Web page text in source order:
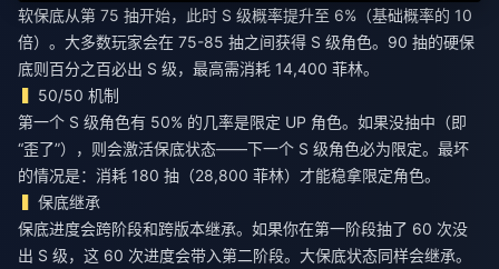
软保底从第 75 抽开始，此时 S 级概率提升至 6%（基础概率的 10
倍）。大多数玩家会在 75-85 抽之间获得 S 级角色。90 抽的硬保
底则百分之百必出 S 级，最高需消耗 14,400 菲林。
50/50 机制
第一个 S 级角色有 50% 的几率是限定 UP 角色。如果没抽中（即
“歪了”），则会激活保底状态——下一个 S 级角色必为限定。最坏
的情况是：消耗 180 抽（28,800 菲林）才能稳拿限定角色。
保底继承
保底进度会跨阶段和跨版本继承。如果你在第一阶段抽了 60 次没
出 S 级，这 60 次进度会带入第二阶段。大保底状态同样会继承。